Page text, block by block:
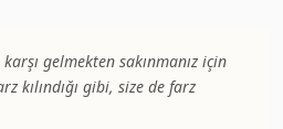
gelmekten sakınmanız için
kılındığı gibi, size de farz